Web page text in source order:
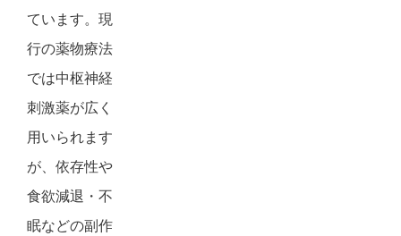
ています。現
行の薬物療法
では中枢神経
刺激薬が広く
用いられます
が、依存性や
食欲減退・不
眠などの副作